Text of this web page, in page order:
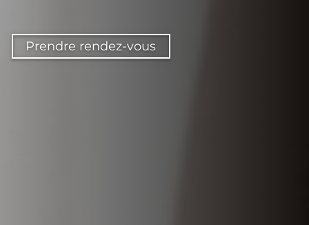
Prendre rendez-vous